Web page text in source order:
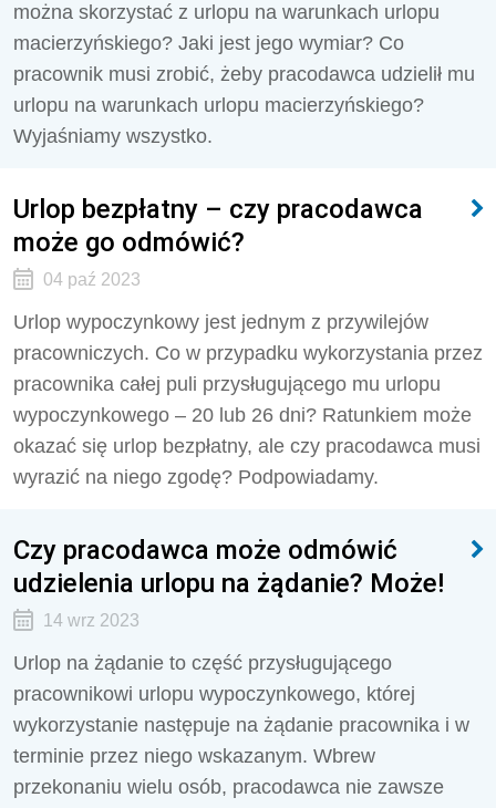
można skorzystać z urlopu na warunkach urlopu
macierzyńskiego? Jaki jest jego wymiar? Co
pracownik musi zrobić, żeby pracodawca udzielił mu
urlopu na warunkach urlopu macierzyńskiego?
Wyjaśniamy wszystko.
Urlop bezpłatny – czy pracodawca
może go odmówić?
04 paź 2023
Urlop wypoczynkowy jest jednym z przywilejów
pracowniczych. Co w przypadku wykorzystania przez
pracownika całej puli przysługującego mu urlopu
wypoczynkowego – 20 lub 26 dni? Ratunkiem może
okazać się urlop bezpłatny, ale czy pracodawca musi
wyrazić na niego zgodę? Podpowiadamy.
Czy pracodawca może odmówić
udzielenia urlopu na żądanie? Może!
14 wrz 2023
Urlop na żądanie to część przysługującego
pracownikowi urlopu wypoczynkowego, której
wykorzystanie następuje na żądanie pracownika i w
terminie przez niego wskazanym. Wbrew
przekonaniu wielu osób, pracodawca nie zawsze